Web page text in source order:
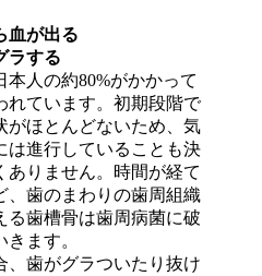
血が出る
ラする
本人の約80%がかかって
れています。初期段階で
がほとんどないため、気
は進行していることも決
ありません。時間が経て
、歯のまわりの歯周組織
る歯槽骨は歯周病菌に破
ます。
、歯がグラついたり抜け